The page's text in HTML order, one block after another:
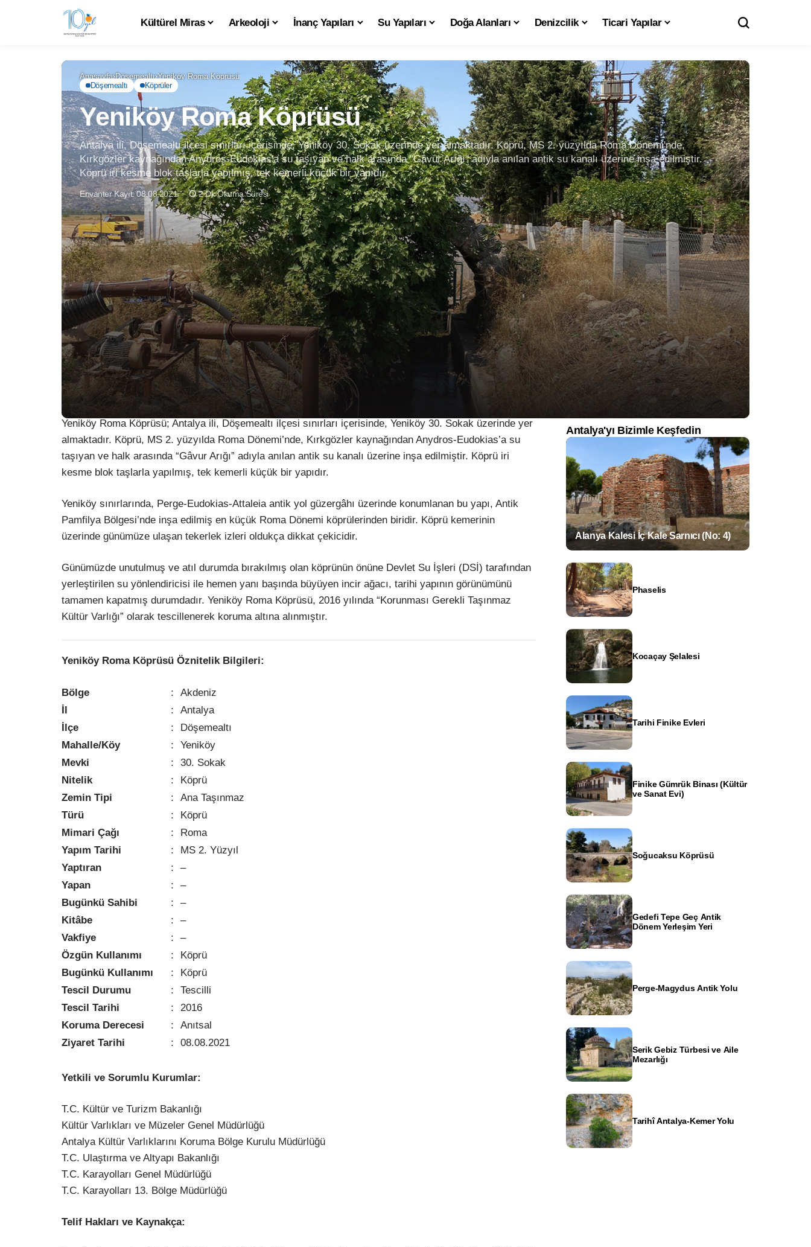
Kültürel Miras Arkeoloji İnanç Yapıları Su Yapıları Doğa Alanları Denizcilik Ticari Yapılar
Anasayfa Döşemealtı Yeniköy Roma Köprüsü
Döşemealtı
Köprüler
Yeniköy Roma Köprüsü
Antalya ili, Döşemealtı ilçesi sınırları içerisinde, Yeniköy 30. Sokak üzerinde yer almaktadır. Köprü, MS 2. yüzyılda Roma Dönemi'nde,
Kırkgözler kaynağından Anydros-Eudokias'a su taşıyan ve halk arasında "Gâvur Arığı" adıyla anılan antik su kanalı üzerine inşa edilmiştir.
Köprü iri kesme blok taşlarla yapılmış, tek kemerli küçük bir yapıdır.
Envanter Kayıt: 08.08.2021 2 Dk Okuma Süresi
Yeniköy Roma Köprüsü; Antalya ili, Döşemealtı ilçesi sınırları içerisinde, Yeniköy 30. Sokak üzerinde yer
almaktadır. Köprü, MS 2. yüzyılda Roma Dönemi’nde, Kırkgözler kaynağından Anydros-Eudokias’a su
taşıyan ve halk arasında “Gâvur Arığı” adıyla anılan antik su kanalı üzerine inşa edilmiştir. Köprü iri
kesme blok taşlarla yapılmış, tek kemerli küçük bir yapıdır.
Yeniköy sınırlarında, Perge-Eudokias-Attaleia antik yol güzergâhı üzerinde konumlanan bu yapı, Antik
Pamfilya Bölgesi’nde inşa edilmiş en küçük Roma Dönemi köprülerinden biridir. Köprü kemerinin
üzerinde günümüze ulaşan tekerlek izleri oldukça dikkat çekicidir.
Günümüzde unutulmuş ve atıl durumda bırakılmış olan köprünün önüne Devlet Su İşleri (DSİ) tarafından
yerleştirilen su yönlendiricisi ile hemen yanı başında büyüyen incir ağacı, tarihi yapının görünümünü
tamamen kapatmış durumdadır. Yeniköy Roma Köprüsü, 2016 yılında “Korunması Gerekli Taşınmaz
Kültür Varlığı” olarak tescillenerek koruma altına alınmıştır.
Yeniköy Roma Köprüsü Öznitelik Bilgileri:
Bölge :
Akdeniz
İl
:
Antalya
İlçe
:
Döşemealtı
Mahalle/Köy
:
Yeniköy
Mevki
:
30. Sokak
Nitelik
:
Köprü
Zemin Tipi
:
Ana Taşınmaz
Türü
:
Köprü
Mimari Çağı
:
Roma
Yapım Tarihi
:
MS 2. Yüzyıl
Yaptıran
:
–
Yapan
:
–
Bugünkü Sahibi
:
–
Kitâbe
:
–
Vakfiye
:
–
Özgün Kullanımı
:
Köprü
Bugünkü Kullanımı
:
Köprü
Tescil Durumu
:
Tescilli
Tescil Tarihi
:
2016
Koruma Derecesi
:
Anıtsal
Ziyaret Tarihi
: 08.08.2021
Yetkili ve Sorumlu Kurumlar:
T.C. Kültür ve Turizm Bakanlığı
Kültür Varlıkları ve Müzeler Genel Müdürlüğü
Antalya Kültür Varlıklarını Koruma Bölge Kurulu Müdürlüğü
T.C. Ulaştırma ve Altyapı Bakanlığı
T.C. Karayolları Genel Müdürlüğü
T.C. Karayolları 13. Bölge Müdürlüğü
Telif Hakları ve Kaynakça:
Antalya'yı Bizimle Keşfedin
Alanya Kalesi İç Kale Sarnıcı (No: 4)
Phaselis
Kocaçay Şelalesi
Tarihi Finike Evleri
Finike Gümrük Binası (Kültür
ve Sanat Evi)
Soğucaksu Köprüsü
Gedefi Tepe Geç Antik
Dönem Yerleşim Yeri
Perge-Magydus Antik Yolu
Serik Gebiz Türbesi ve Aile
Mezarlığı
Tarihî Antalya-Kemer Yolu